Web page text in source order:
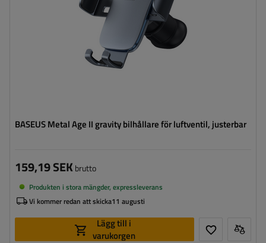
BASEUS Metal Age II gravity bilhållare för luftventil, justerbar
159,19 SEKbrutto
Produkten i stora mängder, expressleverans
Vi kommer redan att skicka11 augusti
Lägg till i
varukorgen